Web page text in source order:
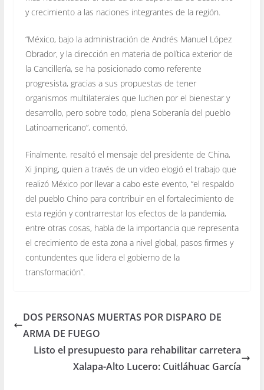
y crecimiento a las naciones integrantes de la región.
“México, bajo la administración de Andrés Manuel López
Obrador, y la dirección en materia de política exterior de
la Cancillería, se ha posicionado como referente
progresista, gracias a sus propuestas de tener
organismos multilaterales que luchen por el bienestar y
desarrollo, pero sobre todo, plena Soberanía del pueblo
Latinoamericano”, comentó.
Finalmente, resaltó el mensaje del presidente de China,
Xi Jinping, quien a través de un video elogió el trabajo que
realizó México por llevar a cabo este evento, “el respaldo
del pueblo Chino para contribuir en el fortalecimiento de
esta región y contrarrestar los efectos de la pandemia,
entre otras cosas, habla de la importancia que representa
el crecimiento de esta zona a nivel global, pasos firmes y
contundentes que lidera el gobierno de la
transformación”.
DOS PERSONAS MUERTAS POR DISPARO DE
ARMA DE FUEGO
Listo el presupuesto para rehabilitar carretera
Xalapa-Alto Lucero: Cuitláhuac García